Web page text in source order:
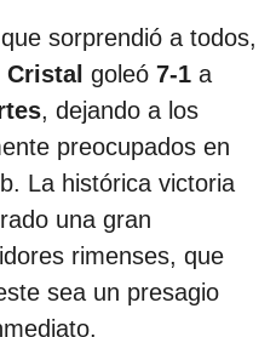
i
sorprendió a todos,
goleó 7-1 a
, dejando a los
preocupados en
La histórica victoria
una gran
rimenses, que
sea un presagio